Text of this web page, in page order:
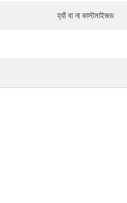
হ্যাঁ বা না কাস্টমাইজড